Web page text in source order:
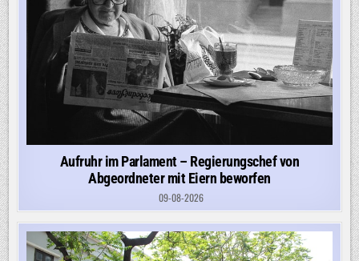
Aufruhr im Parlament – Regierungschef von
Abgeordneter mit Eiern beworfen
09-08-2026